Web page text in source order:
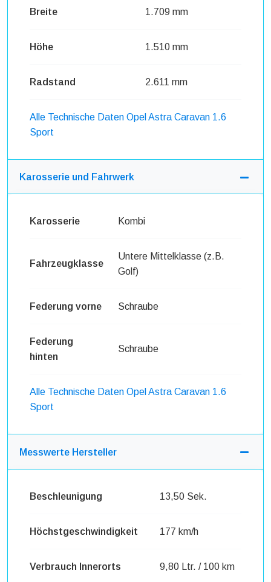
Breite 1.709 mm
Höhe 1.510 mm
Radstand 2.611 mm
Alle Technische Daten Opel Astra Caravan 1.6
Sport
Karosserie und Fahrwerk
Karosserie Kombi
Fahrzeugklasse
Untere Mittelklasse (z.B.
Golf)
Federung vorne Schraube
Federung
hinten
Schraube
Alle Technische Daten Opel Astra Caravan 1.6
Sport
Messwerte Hersteller
Beschleunigung 13,50 Sek.
Höchstgeschwindigkeit 177 km/h
Verbrauch Innerorts 9,80 Ltr. / 100 km